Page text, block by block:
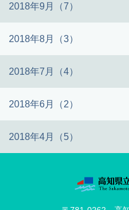
2018年9月（7）
2018年8月（3）
2018年7月（4）
2018年6月（2）
2018年4月（5）